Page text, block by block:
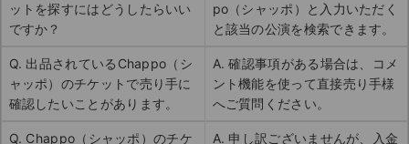
ットを探すにはどうしたらいい
ですか？
po（シャッポ）と入力いただく
と該当の公演を検索できます。
Q. 出品されているChappo（シ
ャッポ）のチケットで売り手に
確認したいことがあります。
A. 確認事項がある場合は、コメ
ント機能を使って直接売り手様
へご質問ください。
Q. Chappo（シャッポ）のチケ
A. 申し訳ございませんが、入金